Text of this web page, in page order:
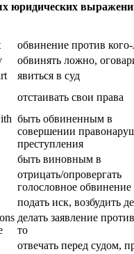
юридических
обвинение против
обвинять ложно,
явиться в суд
отстаивать свои права
быть обвиненным в
совершении
преступления
быть виновным в
отрицать/опровергать
голословное обвинение
подать иск, возбудить
делать заявление
то
отвечать перед судом,